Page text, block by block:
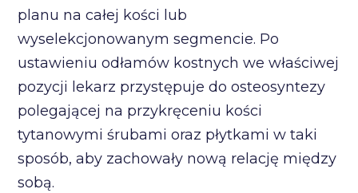
planu na całej kości lub
wyselekcjonowanym segmencie. Po
ustawieniu odłamów kostnych we właściwej
pozycji lekarz przystępuje do osteosyntezy
polegającej na przykręceniu kości
tytanowymi śrubami oraz płytkami w taki
sposób, aby zachowały nową relację między
sobą.